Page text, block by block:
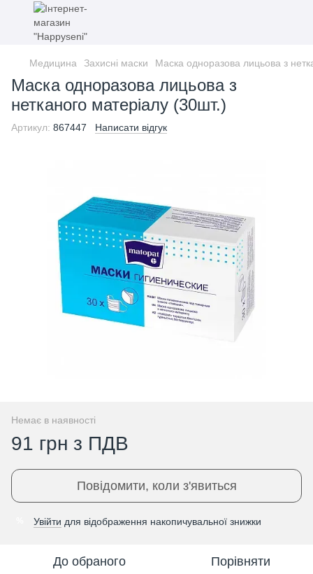
Медицина Захисні маски Маска одноразова лицьова з
Маска одноразова лицьова з
нетканого матеріалу (30шт.)
Артикул: 867447 Написати відгук
Немає в наявності
91 грн з ПДВ
Повідомити, коли з'явиться
Увійти для відображення накопичувальної знижки
До обраного Порівняти